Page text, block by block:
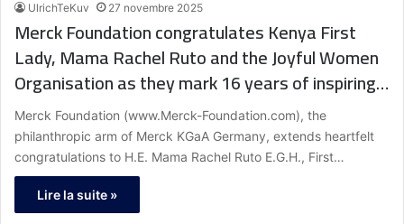
UlrichTeKuv 27 novembre 2025
Merck Foundation congratulates Kenya First
Lady, Mama Rachel Ruto and the Joyful Women
Organisation as they mark 16 years of inspiring
women economic empowerment
Merck Foundation (www.Merck-Foundation.com), the
philanthropic arm of Merck KGaA Germany, extends heartfelt
congratulations to H.E. Mama Rachel Ruto E.G.H., First…
Lire la suite »